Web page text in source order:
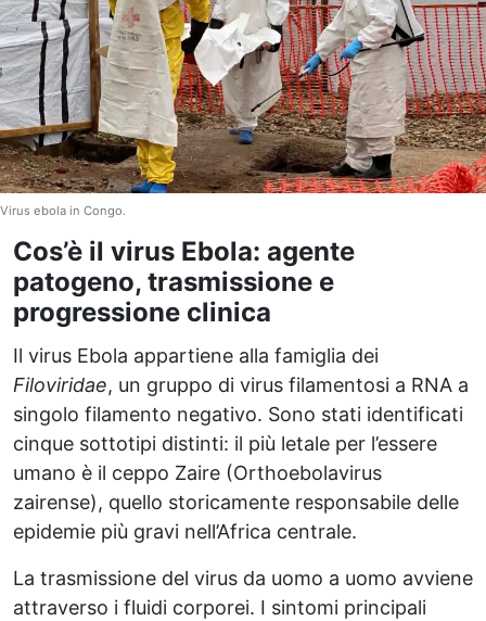
Virus ebola in Congo.
Cos’è il virus Ebola: agente
patogeno, trasmissione e
progressione clinica
Il virus Ebola appartiene alla famiglia dei
Filoviridae, un gruppo di virus filamentosi a RNA a
singolo filamento negativo. Sono stati identificati
cinque sottotipi distinti: il più letale per l’essere
umano è il ceppo Zaire (Orthoebolavirus
zairense), quello storicamente responsabile delle
epidemie più gravi nell’Africa centrale.
La trasmissione del virus da uomo a uomo avviene
attraverso i fluidi corporei. I sintomi principali